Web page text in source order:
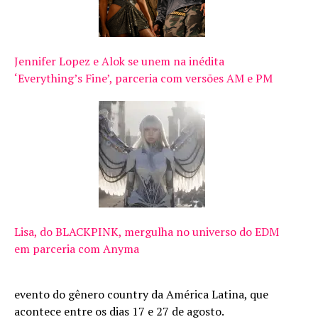
Jennifer Lopez e Alok se unem na inédita
‘Everything’s Fine’, parceria com versões AM e PM
Lisa, do BLACKPINK, mergulha no universo do EDM
em parceria com Anyma
evento do gênero country da América Latina, que
acontece entre os dias 17 e 27 de agosto.